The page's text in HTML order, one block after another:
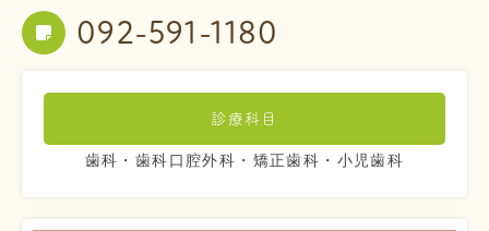
092-591-1180
診療科目
歯科・歯科口腔外科・矯正歯科・小児歯科